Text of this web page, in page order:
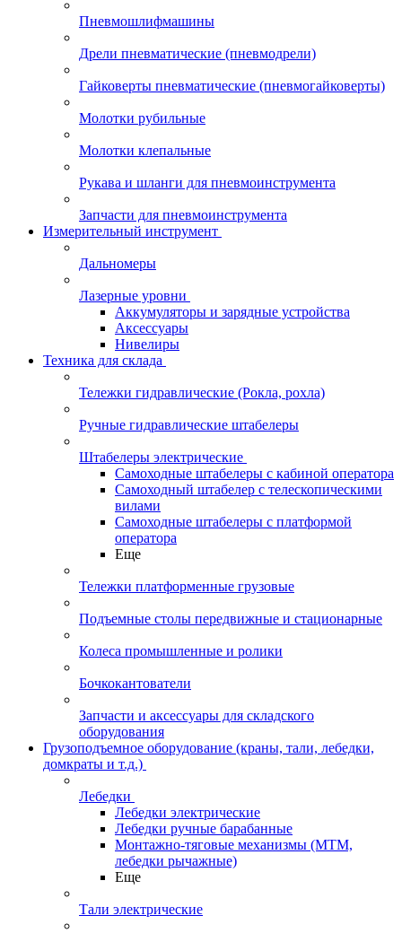
Пневмошлифмашины
Дрели пневматические (пневмодрели)
Гайковерты пневматические (пневмогайковерты)
Молотки рубильные
Молотки клепальные
Рукава и шланги для пневмоинструмента
Запчасти для пневмоинструмента
Измерительный инструмент
Дальномеры
Лазерные уровни
Аккумуляторы и зарядные устройства
Аксессуары
Нивелиры
Техника для склада
Тележки гидравлические (Рокла, рохла)
Ручные гидравлические штабелеры
Штабелеры электрические
Самоходные штабелеры с кабиной оператора
Самоходный штабелер с телескопическими
вилами
Самоходные штабелеры с платформой
оператора
Еще
Тележки платформенные грузовые
Подъемные столы передвижные и стационарные
Колеса промышленные и ролики
Бочкокантователи
Запчасти и аксессуары для складского
оборудования
Грузоподъемное оборудование (краны, тали, лебедки,
домкраты и т.д.)
Лебедки
Лебедки электрические
Лебедки ручные барабанные
Монтажно-тяговые механизмы (МТМ,
лебедки рычажные)
Еще
Тали электрические